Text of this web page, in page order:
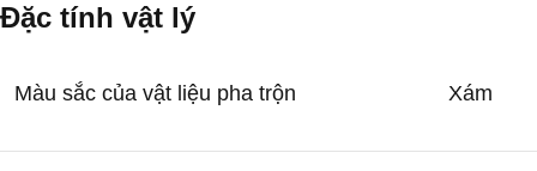
Đặc tính vật lý
Màu sắc của vật liệu pha trộn Xám